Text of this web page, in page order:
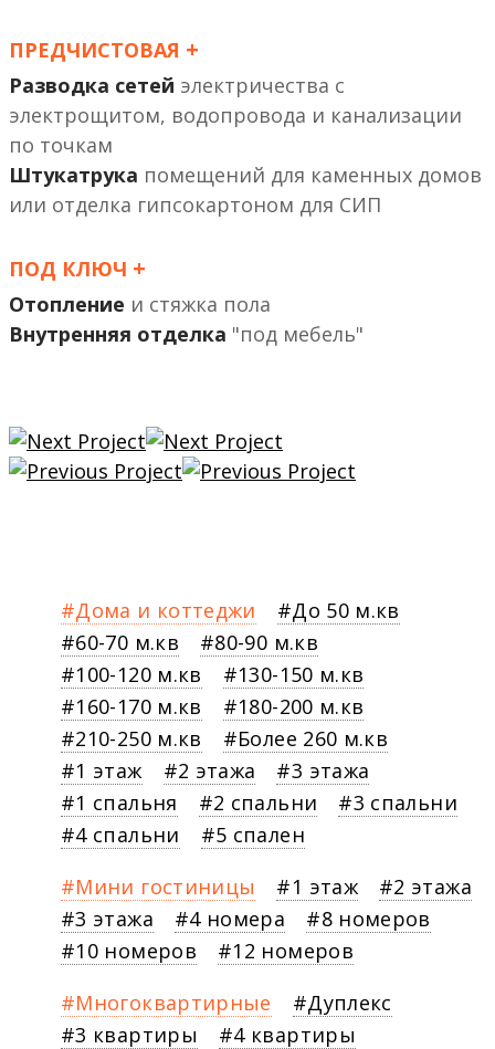
ПРЕДЧИСТОВАЯ +
Разводка сетей электричества с
электрощитом, водопровода и канализации
по точкам
Штукатрука помещений
или отделка гипсокартоном
ПОД КЛЮЧ +
Отопление и стяжка пола
Внутренняя отделка "под мебель"
Дома и коттеджи
До 50 м.кв
60-70 м.кв
80-90 м.кв
100-120 м.кв
130-150 м.кв
160-170 м.кв
180-200 м.кв
210-250 м.кв
Более 260 м.кв
1 этаж
2 этажа
3 этажа
1 спальня
2 спальни
3 спальни
4 спальни
5 спален
Мини гостиницы
1 этаж
2 этажа
3 этажа
4 номера
8 номеров
10 номеров
12 номеров
Многоквартирные
Дуплекс
3 квартиры
4 квартиры